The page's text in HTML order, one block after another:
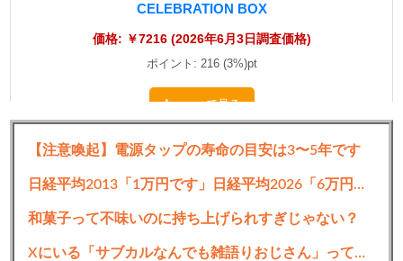
CELEBRATION BOX
価格: ￥7216 (2026年6月3日調査価格)
ポイント: 216 (3%)pt
Amazonで見る
1001:以下名無しさんに代わりまして管理人がお伝えします
1848/01/24(？)00:00:00 ID:money_soku
Amazonで招待販売だお。
【注意喚起】電源タップの寿命の目安は3〜5年です
日経平均2013「1万円です」日経平均2026「6万円です」←これは年収爆上がりしたんやろなぁ・・・
和菓子って不味いのに持ち上げられすぎじゃない？
Xにいる「サブカルなんでも雑語りおじさん」って何なんや？？？？？